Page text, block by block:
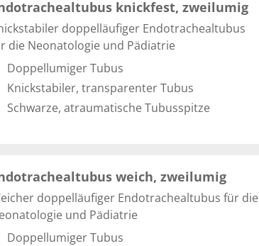
knickfest, zweilumig
doppelläufiger Endotrachealtubus
die Neonatologie und Pädiatrie
Doppellumiger Tubus
Knickstabiler, transparenter Tubus
Schwarze, atraumatische Tubusspitze
weich, zweilumig
doppelläufiger Endotrachealtubus für die
und Pädiatrie
Doppellumiger Tubus